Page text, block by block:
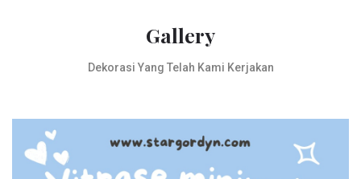
Gallery
Dekorasi Yang Telah Kami Kerjakan